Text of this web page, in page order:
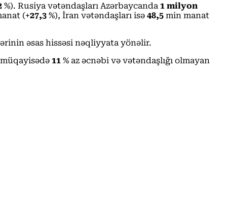
%). Rusiya vətəndaşları Azərbaycanda 1 milyon
(+27,3 %), İran vətəndaşları isə 48,5 min manat
əsas hissəsi nəqliyyata yönəlir.
11 % az əcnəbi və vətəndaşlığı olmayan